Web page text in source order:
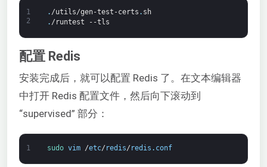
1
2
. /utils/gen-test-certs . sh
. /runtest --tls
配置 Redis
安装完成后，就可以配置 Redis 了。在文本编辑器
中打开 Redis 配置文件，然后向下滚动到
“supervised” 部分：
1 sudo vim /etc/ redis/ redis . conf